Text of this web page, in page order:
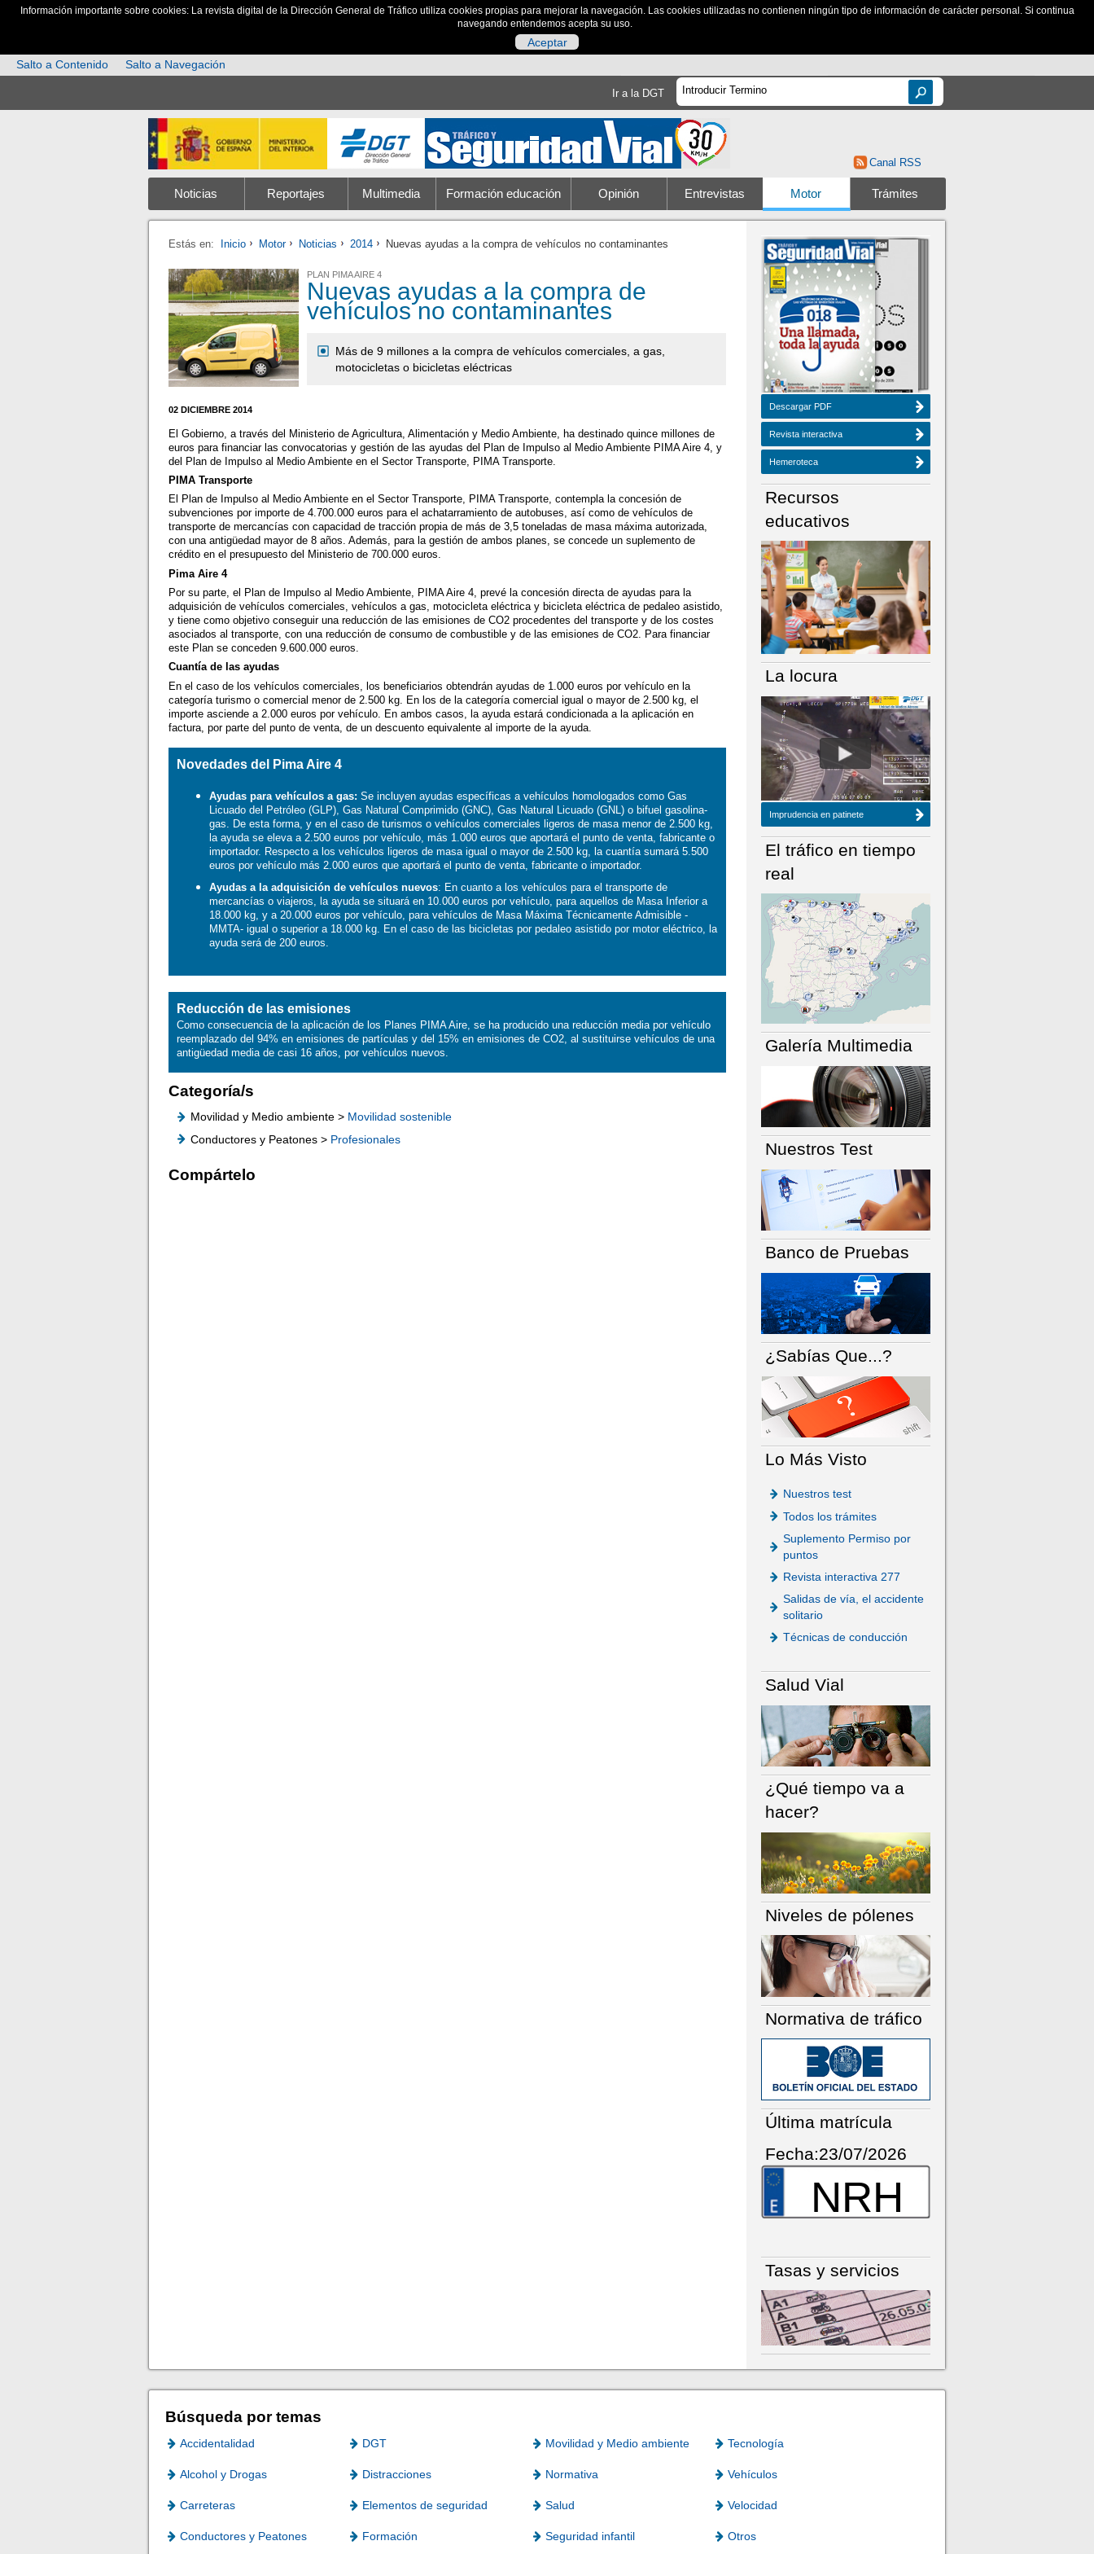
Información importante sobre cookies: La revista digital de la Dirección General de Tráfico utiliza cookies propias para mejorar la navegación. Las cookies utilizadas no contienen ningún tipo de información de carácter personal. Si continua
navegando entendemos acepta su uso.
Aceptar
Salto a Contenido
Salto a Navegación
Ir a la DGT
Canal RSS
Noticias Reportajes Multimedia Formación educación Opinión Entrevistas Motor Trámites
Estás en: Inicio Motor Noticias 2014 Nuevas ayudas a la compra de vehículos no contaminantes
PLAN PIMA AIRE 4
Nuevas ayudas a la compra de
vehículos no contaminantes
Más de 9 millones a la compra de vehículos comerciales, a gas,
motocicletas o bicicletas eléctricas
02 DICIEMBRE 2014
El Gobierno, a través del Ministerio de Agricultura, Alimentación y Medio Ambiente, ha destinado quince millones de
euros para financiar las convocatorias y gestión de las ayudas del Plan de Impulso al Medio Ambiente PIMA Aire 4, y
del Plan de Impulso al Medio Ambiente en el Sector Transporte, PIMA Transporte.
PIMA Transporte
El Plan de Impulso al Medio Ambiente en el Sector Transporte, PIMA Transporte, contempla la concesión de
subvenciones por importe de 4.700.000 euros para el achatarramiento de autobuses, así como de vehículos de
transporte de mercancías con capacidad de tracción propia de más de 3,5 toneladas de masa máxima autorizada,
con una antigüedad mayor de 8 años. Además, para la gestión de ambos planes, se concede un suplemento de
crédito en el presupuesto del Ministerio de 700.000 euros.
Pima Aire 4
Por su parte, el Plan de Impulso al Medio Ambiente, PIMA Aire 4, prevé la concesión directa de ayudas para la
adquisición de vehículos comerciales, vehículos a gas, motocicleta eléctrica y bicicleta eléctrica de pedaleo asistido,
y tiene como objetivo conseguir una reducción de las emisiones de CO2 procedentes del transporte y de los costes
asociados al transporte, con una reducción de consumo de combustible y de las emisiones de CO2. Para financiar
este Plan se conceden 9.600.000 euros.
Cuantía de las ayudas
En el caso de los vehículos comerciales, los beneficiarios obtendrán ayudas de 1.000 euros por vehículo en la
categoría turismo o comercial menor de 2.500 kg. En los de la categoría comercial igual o mayor de 2.500 kg, el
importe asciende a 2.000 euros por vehículo. En ambos casos, la ayuda estará condicionada a la aplicación en
factura, por parte del punto de venta, de un descuento equivalente al importe de la ayuda.
Novedades del Pima Aire 4
Ayudas para vehículos a gas: Se incluyen ayudas específicas a vehículos homologados como Gas
Licuado del Petróleo (GLP), Gas Natural Comprimido (GNC), Gas Natural Licuado (GNL) o bifuel gasolina-
gas. De esta forma, y en el caso de turismos o vehículos comerciales ligeros de masa menor de 2.500 kg,
la ayuda se eleva a 2.500 euros por vehículo, más 1.000 euros que aportará el punto de venta, fabricante o
importador. Respecto a los vehículos ligeros de masa igual o mayor de 2.500 kg, la cuantía sumará 5.500
euros por vehículo más 2.000 euros que aportará el punto de venta, fabricante o importador.
Ayudas a la adquisición de vehículos nuevos: En cuanto a los vehículos para el transporte de
mercancías o viajeros, la ayuda se situará en 10.000 euros por vehículo, para aquellos de Masa Inferior a
18.000 kg, y a 20.000 euros por vehículo, para vehículos de Masa Máxima Técnicamente Admisible -
MMTA- igual o superior a 18.000 kg. En el caso de las bicicletas por pedaleo asistido por motor eléctrico, la
ayuda será de 200 euros.
Reducción de las emisiones
Como consecuencia de la aplicación de los Planes PIMA Aire, se ha producido una reducción media por vehículo
reemplazado del 94% en emisiones de partículas y del 15% en emisiones de CO2, al sustituirse vehículos de una
antigüedad media de casi 16 años, por vehículos nuevos.
Categoría/s
Movilidad y Medio ambiente > Movilidad sostenible
Conductores y Peatones > Profesionales
Compártelo
NÚMERO ACTUAL HEMEROTECA
Descargar PDF
Revista interactiva
Hemeroteca
Recursos
educativos
La locura
Imprudencia en patinete
El tráfico en tiempo
real
Galería Multimedia
Nuestros Test
Banco de Pruebas
¿Sabías Que...?
Lo Más Visto
Nuestros test
Todos los trámites
Suplemento Permiso por
puntos
Revista interactiva 277
Salidas de vía, el accidente
solitario
Técnicas de conducción
Salud Vial
¿Qué tiempo va a
hacer?
Niveles de pólenes
Normativa de tráfico
Última matrícula
Fecha:23/07/2026
NRH
Tasas y servicios
Búsqueda por temas
Accidentalidad DGT Movilidad y Medio ambiente Tecnología
Alcohol y Drogas Distracciones Normativa Vehículos
Carreteras Elementos de seguridad Salud Velocidad
Conductores y Peatones Formación Seguridad infantil Otros